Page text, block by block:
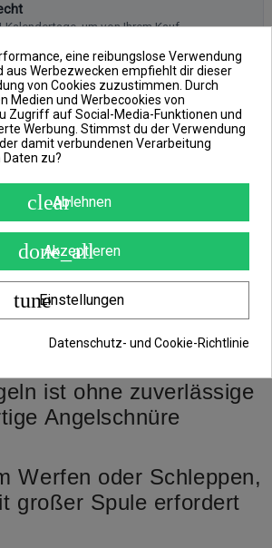
Kalendertage, um von Ihrem Kauf
Fluo Yellow
ist ohne zuverlässige
Angelschnüre
Werfen oder Schleppen,
großer Spule erfordert
eine reibungslose Verwendung
aus Werbezwecken empfiehlt dir dieser
von Cookies zuzustimmen. Durch
Medien und Werbecookies von
Zugriff auf Social-Media-Funktionen und
Werbung. Stimmst du der Verwendung
damit verbundenen Verarbeitung
zu?
clearAblehnen
done_all
Akzeptieren
tuneEinstellungen
Datenschutz- und Cookie-Richtlinie